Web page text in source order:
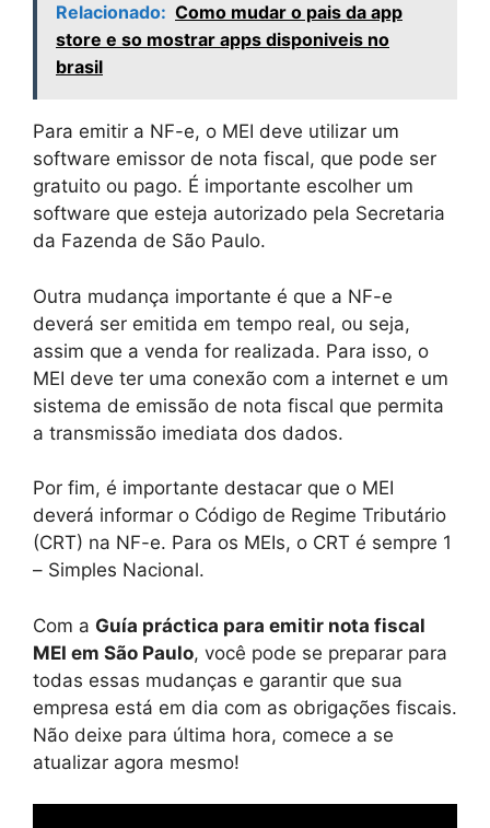
Relacionado: Como mudar o pais da app
store e so mostrar apps disponiveis no
brasil
Para emitir a NF-e, o MEI deve utilizar um
software emissor de nota fiscal, que pode ser
gratuito ou pago. É importante escolher um
software que esteja autorizado pela Secretaria
da Fazenda de São Paulo.
Outra mudança importante é que a NF-e
deverá ser emitida em tempo real, ou seja,
assim que a venda for realizada. Para isso, o
MEI deve ter uma conexão com a internet e um
sistema de emissão de nota fiscal que permita
a transmissão imediata dos dados.
Por fim, é importante destacar que o MEI
deverá informar o Código de Regime Tributário
(CRT) na NF-e. Para os MEIs, o CRT é sempre 1
– Simples Nacional.
Com a Guía práctica para emitir nota fiscal
MEI em São Paulo, você pode se preparar para
todas essas mudanças e garantir que sua
empresa está em dia com as obrigações fiscais.
Não deixe para última hora, comece a se
atualizar agora mesmo!